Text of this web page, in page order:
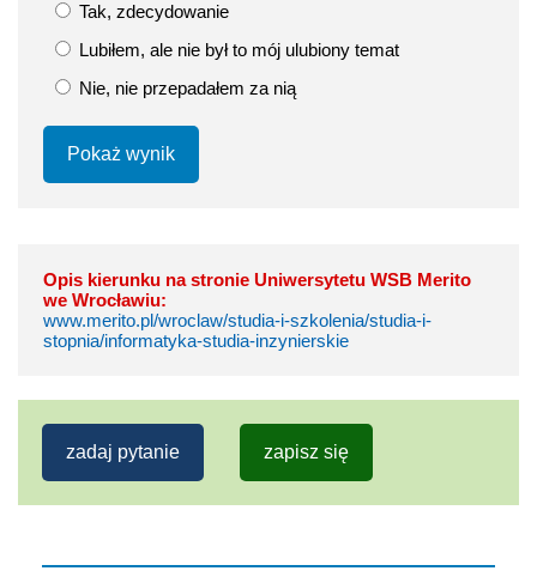
Tak, zdecydowanie
Lubiłem, ale nie był to mój ulubiony temat
Nie, nie przepadałem za nią
Pokaż wynik
Opis kierunku na stronie Uniwersytetu WSB Merito
we Wrocławiu:
www.merito.pl/wroclaw/studia-i-szkolenia/studia-i-
stopnia/informatyka-studia-inzynierskie
zadaj pytanie zapisz się